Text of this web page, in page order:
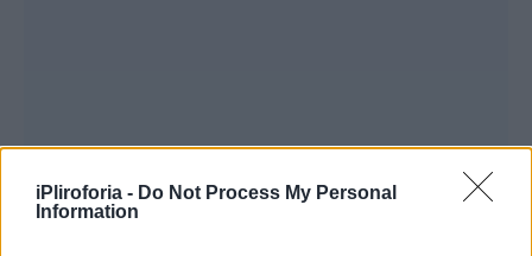
iPliroforia - Do Not Process My Personal
Information